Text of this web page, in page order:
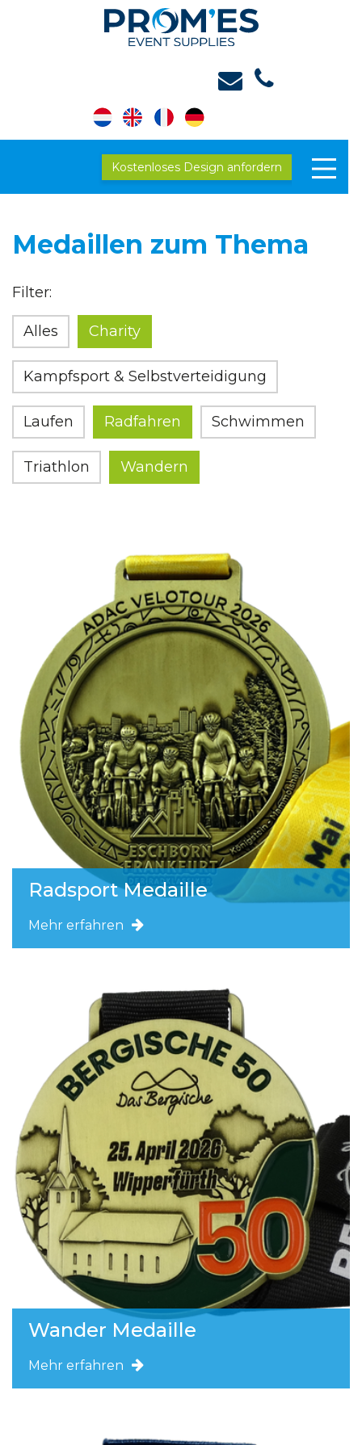
Kostenloses Design anfordern
Medaillen zum Thema
Filter:
Alles Charity
Kampfsport & Selbstverteidigung
Laufen Radfahren Schwimmen
Triathlon Wandern
Radsport Medaille
Mehr erfahren
Wander Medaille
Mehr erfahren